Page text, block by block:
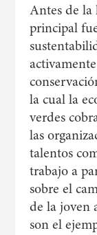
Antes de
principal
la cual la
verdes
las
talentos
trabajo a
sobre el
de la joven
son el